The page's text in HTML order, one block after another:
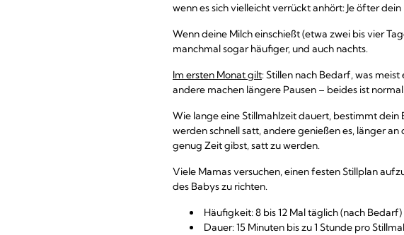
wenn es sich vielleicht verrückt anhört: Je öfter
Wenn deine Milch einschießt (etwa zwei bis vier
manchmal sogar häufiger, und auch nachts.
Im ersten Monat gilt: Stillen nach Bedarf, was
andere machen längere Pausen – beides ist normal.
Wie lange eine Stillmahlzeit dauert, bestimmt dein
werden schnell satt, andere genießen es, länger
genug Zeit gibst, satt zu werden.
Viele Mamas versuchen, einen festen Stillplan
des Babys zu richten.
Häufigkeit: 8 bis 12 Mal täglich (nach Bedarf)
Dauer: 15 Minuten bis zu 1 Stunde pro